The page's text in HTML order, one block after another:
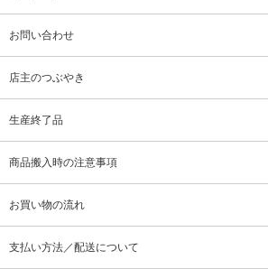
お問い合わせ
店主のつぶやき
生産終了品
商品搬入時の注意事項
お買い物の流れ
支払い方法／配送について